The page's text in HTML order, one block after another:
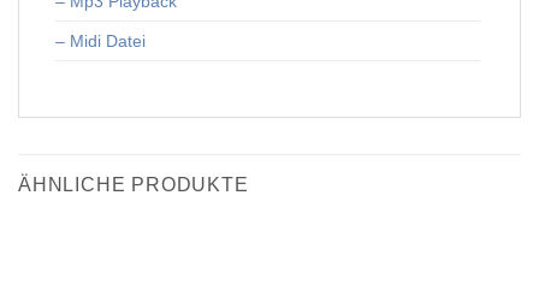
– Midi Datei
ÄHNLICHE PRODUKTE